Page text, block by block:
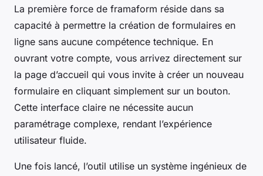
La première force de framaform réside dans sa
capacité à permettre la création de formulaires en
ligne sans aucune compétence technique. En
ouvrant votre compte, vous arrivez directement sur
la page d’accueil qui vous invite à créer un nouveau
formulaire en cliquant simplement sur un bouton.
Cette interface claire ne nécessite aucun
paramétrage complexe, rendant l’expérience
utilisateur fluide.
Une fois lancé, l’outil utilise un système ingénieux de